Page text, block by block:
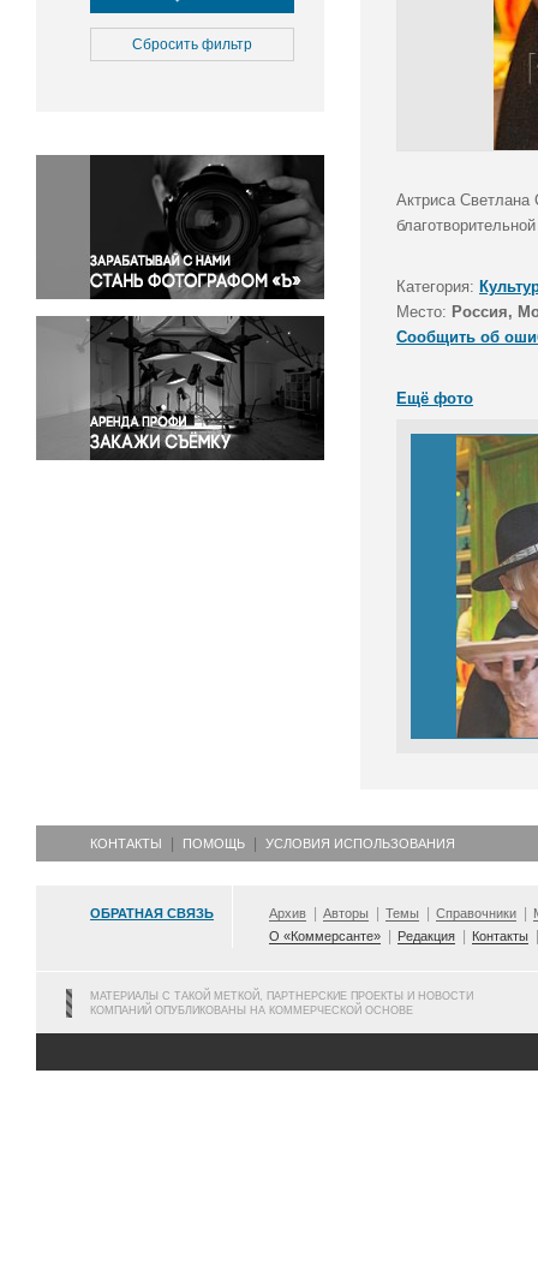
Культура
Медицина
Окружающая среда
Политика
Правосудие
Происшествия и конфликты
Религия
Светская жизнь
Спорт
Экология
Экономика и бизнес
Сбросить фильтр
Актриса
Категория:
Место: Россия,
Сообщить об
Ещё фото
КОНТАКТЫ ПОМОЩЬ УСЛОВИЯ ИСПОЛЬЗОВАНИЯ
ОБРАТНАЯ СВЯЗЬ Архив Авторы Темы Справочники
О «Коммерсанте»
Редакция Контакты
МАТЕРИАЛЫ С ТАКОЙ МЕТКОЙ, ПАРТНЕРСКИЕ ПРОЕКТЫ И НОВОСТИ
КОМПАНИЙ ОПУБЛИКОВАНЫ НА КОММЕРЧЕСКОЙ ОСНОВЕ